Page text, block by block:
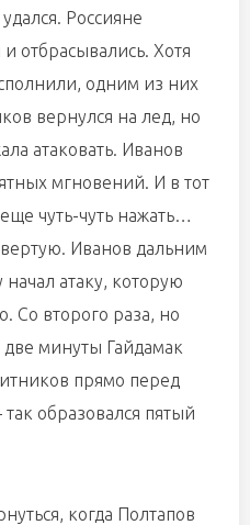
Россияне
отбрасывались. Хотя
одним из них
вернулся на лед, но
атаковать. Иванов
мгновений. И в тот
чуть-чуть нажать…
Иванов дальним
атаку, которую
второго раза, но
минуты Гайдамак
прямо перед
образовался пятый
когда Полтапов